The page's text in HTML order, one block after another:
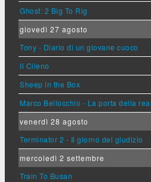
Ghost: 2 Big To Rig
giovedì 27 agosto
Tony - Diario di un giovane cuoco
Il Cileno
Sheep in the Box
Marco Bellocchio - La porta della
venerdì 28 agosto
Terminator 2 - Il giorno del giudizio
mercoledì 2 settembre
Train To Busan